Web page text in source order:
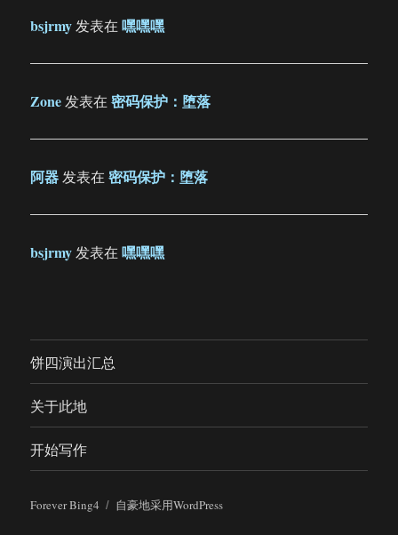
bsjrmy发表在嘿嘿嘿
Zone发表在密码保护：堕落
阿器发表在密码保护：堕落
bsjrmy发表在嘿嘿嘿
饼四演出汇总
关于此地
开始写作
Forever Bing4 自豪地采用WordPress